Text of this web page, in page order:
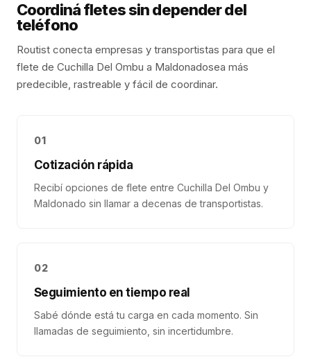
Coordiná fletes sin depender del
teléfono
Routist conecta empresas y transportistas para que el
flete de Cuchilla Del Ombu a Maldonadosea más
predecible, rastreable y fácil de coordinar.
01
Cotización rápida
Recibí opciones de flete entre Cuchilla Del Ombu y
Maldonado sin llamar a decenas de transportistas.
02
Seguimiento en tiempo real
Sabé dónde está tu carga en cada momento. Sin
llamadas de seguimiento, sin incertidumbre.